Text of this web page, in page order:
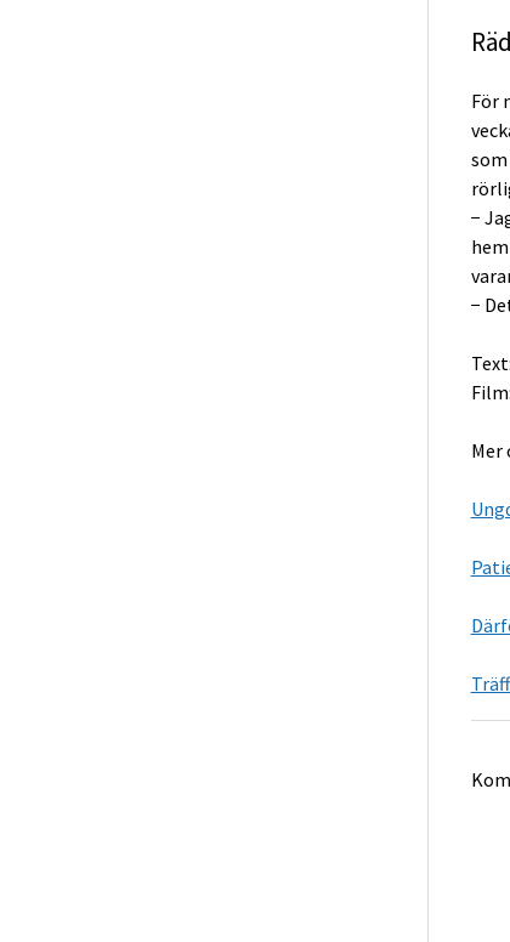
För
−
−
Mer